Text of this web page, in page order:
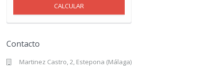
CALCULAR
Contacto
Martinez Castro, 2, Estepona (Málaga)